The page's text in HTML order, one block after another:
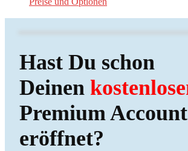
Hast Du schon
Deinen
Premium Account
eröffnet?